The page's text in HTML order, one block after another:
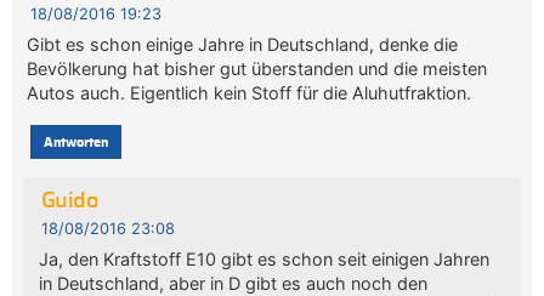
18/08/2016 19:23
Gibt es schon einige Jahre in Deutschland, denke die
Bevölkerung hat bisher gut überstanden und die meisten
Autos auch. Eigentlich kein Stoff für die Aluhutfraktion.
Antworten
Guido
18/08/2016 23:08
Ja, den Kraftstoff E10 gibt es schon seit einigen Jahren
in Deutschland, aber in D gibt es auch noch den